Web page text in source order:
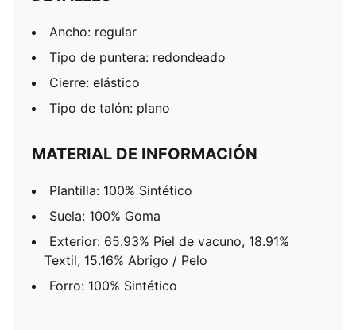
Ancho: regular
Tipo de puntera: redondeado
Cierre: elástico
Tipo de talón: plano
MATERIAL DE INFORMACIÓN
Plantilla: 100% Sintético
Suela: 100% Goma
Exterior: 65.93% Piel de vacuno, 18.91%
Textil, 15.16% Abrigo / Pelo
Forro: 100% Sintético